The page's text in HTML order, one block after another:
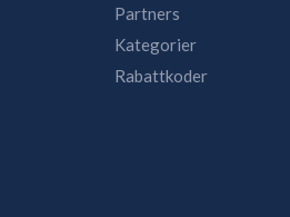
Partners
Kategorier
Rabattkoder